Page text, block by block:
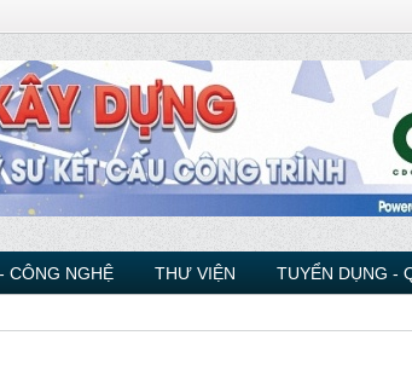
CÔNG NGHỆ THƯ VIỆN TUYỂN DỤNG -